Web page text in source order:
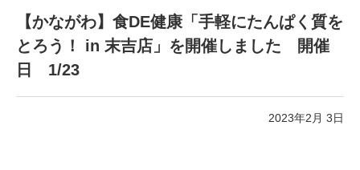
【かながわ】食DE健康「手軽にたんぱく質を
とろう！ in 末吉店」を開催しました 開催
日 1/23
2023年2月 3日